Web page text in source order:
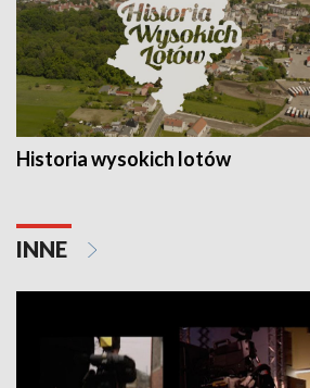
Historia wysokich lotów
INNE